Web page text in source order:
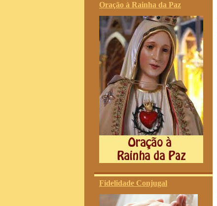
Oração à Rainha da Paz
Fidelidade Conjugal